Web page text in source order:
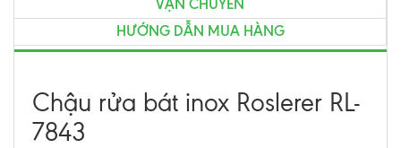
VẬN CHUYỂN
HƯỚNG DẪN MUA HÀNG
Chậu rửa bát inox Roslerer RL-
7843